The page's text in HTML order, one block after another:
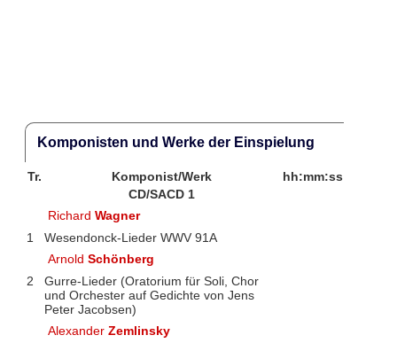
Komponisten und Werke der Einspielung
Tr. Komponist/Werk
hh:mm:ss
CD/SACD 1
RichardWagner
1
Wesendonck-Lieder WWV 91A
ArnoldSchönberg
2
Gurre-Lieder (Oratorium für Soli, Chor
und Orchester auf Gedichte von Jens
Peter Jacobsen)
AlexanderZemlinsky